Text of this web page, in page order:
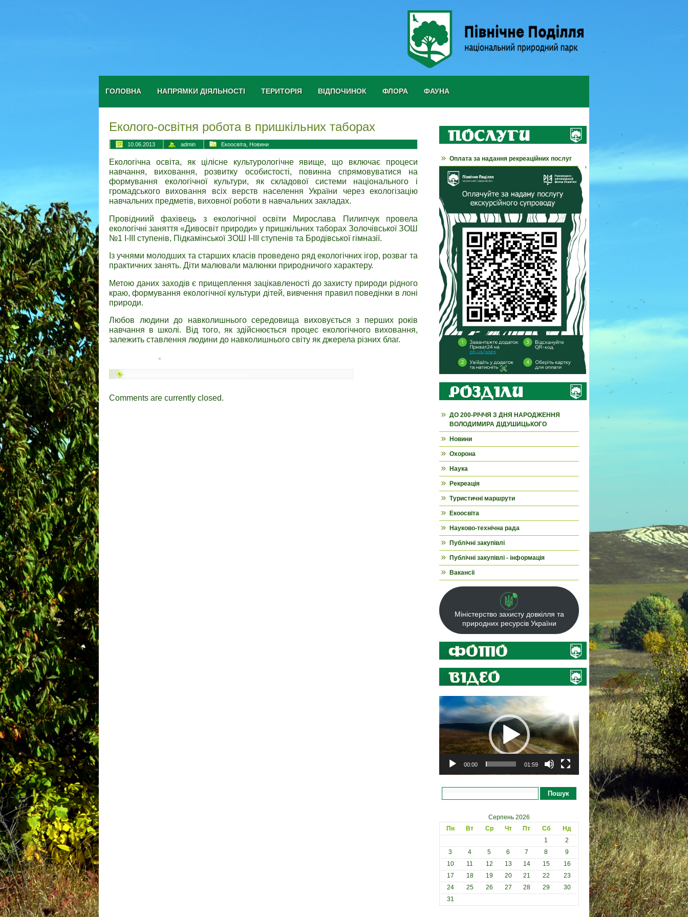
ГОЛОВНА НАПРЯМКИ ДІЯЛЬНОСТІ ТЕРИТОРІЯ ВІДПОЧИНОК ФЛОРА ФАУНА
Еколого-освітня робота в пришкільних таборах
10.06.2013 admin Екоосвіта Новини
Екологічна освіта, як цілісне культурологічне явище, що включає процеси
навчання, виховання, розвитку особистості, повинна спрямовуватися на
формування екологічної культури, як складової системи національного і
громадського виховання всіх верств населення України через екологізацію
навчальних предметів, виховної роботи в навчальних закладах.
Провідниий фахівець з екологічної освіти Мирослава Пилипчук провела
екологічні заняття «Дивосвіт природи» у пришкільних таборах Золочівської ЗОШ
№1 І-ІІІ ступенів, Підкамінської ЗОШ І-ІІІ ступенів та Бродівської гімназії.
Із учнями молодших та старших класів проведено ряд екологічних ігор, розваг та
практичних занять. Діти малювали малюнки природничого характеру.
Метою даних заходів є прищеплення зацікавленості до захисту природи рідного
краю, формування екологічної культури дітей, вивчення правил поведінки в лоні
природи.
Любов людини до навколишнього середовища виховується з перших років
навчання в школі. Від того, як здійснюється процес екологічного виховання,
залежить ставлення людини до навколишнього світу як джерела різних благ.
Comments are currently closed.
Оплата за надання рекреаційних послуг
ДО 200-РІЧЧЯ З ДНЯ НАРОДЖЕННЯ
ВОЛОДИМИРА ДІДУШИЦЬКОГО
Новини
Охорона
Наука
Рекреація
Туристичні маршрути
Екоосвіта
Науково-технічна рада
Публічні закупівлі
Публічні закупівлі - інформація
Вакансії
Міністерство захисту довкілля та
природних ресурсів України
Відеопрогравач
00:00 01:59
Пошук
Серпень 2026
Пн
Вт Ср Чт Пт Сб
Нд
1
2
3
4 5 6 7 8
9
10
11 12 13 14 15
16
17
18 19 20 21 22
23
24
25 26 27 28 29
30
31